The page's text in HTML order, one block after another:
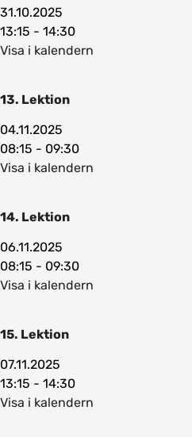
31.10.2025
13:15 - 14:30
Visa i kalendern
13. Lektion
04.11.2025
08:15 - 09:30
Visa i kalendern
14. Lektion
06.11.2025
08:15 - 09:30
Visa i kalendern
15. Lektion
07.11.2025
13:15 - 14:30
Visa i kalendern